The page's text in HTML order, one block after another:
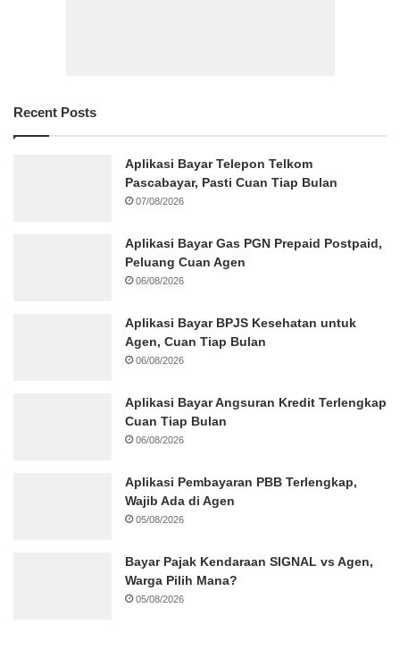
Recent Posts
Aplikasi Bayar Telepon Telkom
Pascabayar, Pasti Cuan Tiap Bulan
07/08/2026
Aplikasi Bayar Gas PGN Prepaid Postpaid,
Peluang Cuan Agen
06/08/2026
Aplikasi Bayar BPJS Kesehatan untuk
Agen, Cuan Tiap Bulan
06/08/2026
Aplikasi Bayar Angsuran Kredit Terlengkap
Cuan Tiap Bulan
06/08/2026
Aplikasi Pembayaran PBB Terlengkap,
Wajib Ada di Agen
05/08/2026
Bayar Pajak Kendaraan SIGNAL vs Agen,
Warga Pilih Mana?
05/08/2026